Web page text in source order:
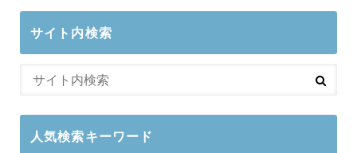
サイト内検索
人気検索キーワード